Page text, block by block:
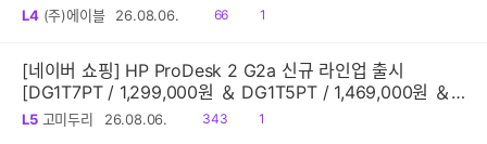
L4 (주)에이블 26.08.06.
읽
66
공1
[네이버 쇼핑] HP ProDesk 2 G2a 신규 라인업 출시
[DG1T7PT / 1,299,000원 ＆ DG1T5PT / 1,469,000원 ＆
DG1Q4PT / 1,599,000원]
L5 고미두리 26.08.06.
읽
343
공1